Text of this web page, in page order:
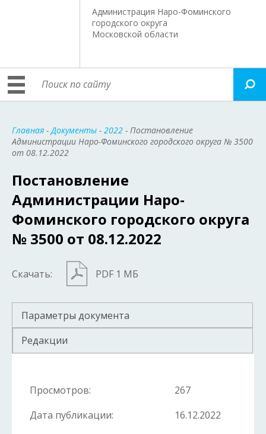
Администрация Наро-Фоминского
городского округа
Московской области
Главная -Документы - 2022 - Постановление
Администрации Наро-Фоминского городского округа № 3500
от 08.12.2022
Постановление
Администрации Наро-
Фоминского городского округа
№ 3500 от 08.12.2022
Скачать: PDF 1 МБ
Параметры документа
Редакции
Просмотров:
267
Дата публикации:
16.12.2022